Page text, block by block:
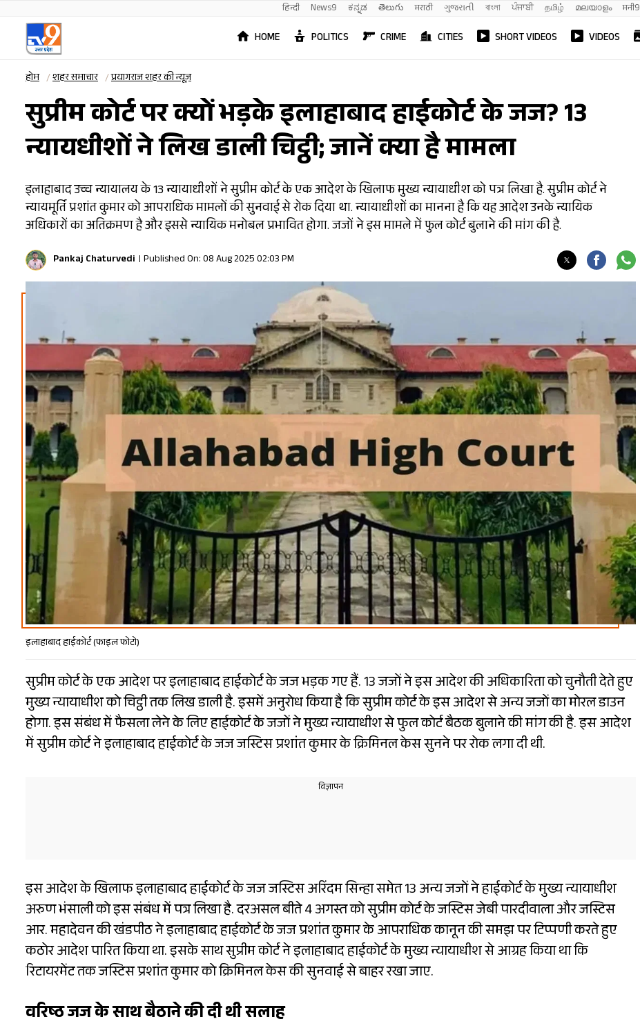
हिन्दी News9 ಕನ್ನಡ తెలుగు मराठी ગુજરાતી বাংলা ਪੰਜਾਬੀ தமிழ் മലയാളം मनी9
HOME POLITICS CRIME CITIES SHORT VIDEOS VIDEOS
होम शहर समाचार प्रयागराज शहर की न्यूज़
सुप्रीम कोर्ट पर क्यों भड़के इलाहाबाद हाईकोर्ट के जज? 13
न्यायधीशों ने लिख डाली चिट्ठी; जानें क्या है मामला
इलाहाबाद उच्च न्यायालय के 13 न्यायाधीशों ने सुप्रीम कोर्ट के एक आदेश के खिलाफ मुख्य न्यायाधीश को पत्र लिखा है. सुप्रीम कोर्ट ने
न्यायमूर्ति प्रशांत कुमार को आपराधिक मामलों की सुनवाई से रोक दिया था. न्यायाधीशों का मानना है कि यह आदेश उनके न्यायिक
अधिकारों का अतिक्रमण है और इससे न्यायिक मनोबल प्रभावित होगा. जजों ने इस मामले में फुल कोर्ट बुलाने की मांग की है.
Pankaj Chaturvedi Published On: 08 Aug 2025 02:03 PM
इलाहाबाद हाईकोर्ट (फाइल फोटो)
सुप्रीम कोर्ट के एक आदेश पर इलाहाबाद हाईकोर्ट के जज भड़क गए हैं. 13 जजों ने इस आदेश की अधिकारिता को चुनौती देते हुए
मुख्य न्यायाधीश को चिट्ठी तक लिख डाली है. इसमें अनुरोध किया है कि सुप्रीम कोर्ट के इस आदेश से अन्य जजों का मोरल डाउन
होगा. इस संबंध में फैसला लेने के लिए हाईकोर्ट के जजों ने मुख्य न्यायाधीश से फुल कोर्ट बैठक बुलाने की मांग की है. इस आदेश
में सुप्रीम कोर्ट ने इलाहाबाद हाईकोर्ट के जज जस्टिस प्रशांत कुमार के क्रिमिनल केस सुनने पर रोक लगा दी थी.
इस आदेश के खिलाफ इलाहाबाद हाईकोर्ट के जज जस्टिस अरिंदम सिन्हा समेत 13 अन्य जजों ने हाईकोर्ट के मुख्य न्यायाधीश
अरुण भंसाली को इस संबंध में पत्र लिखा है. दरअसल बीते 4 अगस्त को सुप्रीम कोर्ट के जस्टिस जेबी पारदीवाला और जस्टिस
आर. महादेवन की खंडपीठ ने इलाहाबाद हाईकोर्ट के जज प्रशांत कुमार के आपराधिक कानून की समझ पर टिप्पणी करते हुए
कठोर आदेश पारित किया था. इसके साथ सुप्रीम कोर्ट ने इलाहाबाद हाईकोर्ट के मुख्य न्यायाधीश से आग्रह किया था कि
रिटायरमेंट तक जस्टिस प्रशांत कुमार को क्रिमिनल केस की सुनवाई से बाहर रखा जाए.
वरिष्ठ जज के साथ बैठाने की दी थी सलाह